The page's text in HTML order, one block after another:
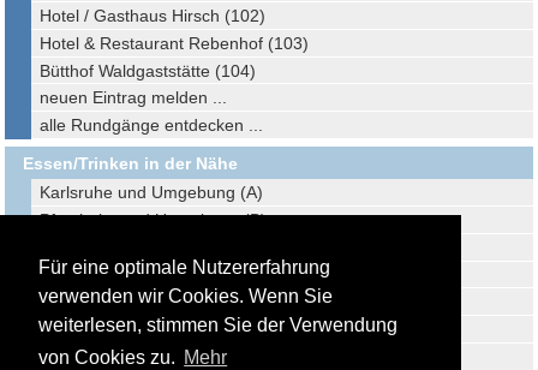
Für eine optimale Nutzererfahrung
verwenden wir Cookies. Wenn Sie
weiterlesen, stimmen Sie der Verwendung
von Cookies zu. Mehr
Hotel / Gasthaus Hirsch (102)
Hotel & Restaurant Rebenhof (103)
Bütthof Waldgaststätte (104)
neuen Eintrag melden ...
alle Rundgänge entdecken ...
Essen/Trinken in der Nähe
Karlsruhe und Umgebung (A)
Pforzheim und Umgebung (B)
Offenburg und Umgebung (D)
Freudenstadt und Umgebung (E)
Calw und Umgebung (F)
Bellheim und Umgebung (G)